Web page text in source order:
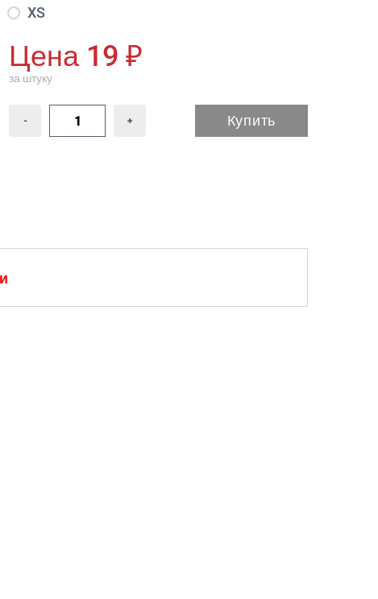
XS
Цена 19 ₽
за штуку
- + Купить